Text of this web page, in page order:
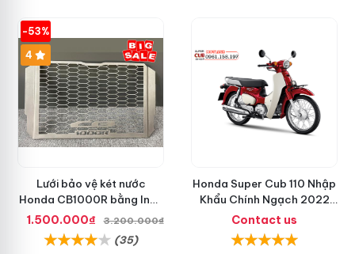
-53%
4
Lưới bảo vệ két nước
Honda CB1000R bằng Inox
nhập khẩu từ Ý
1.500.000₫ 3.200.000₫
(35)
Honda Super Cub 110 Nhập
Khẩu Chính Ngạch 2022
Mẫu Mới
Contact us